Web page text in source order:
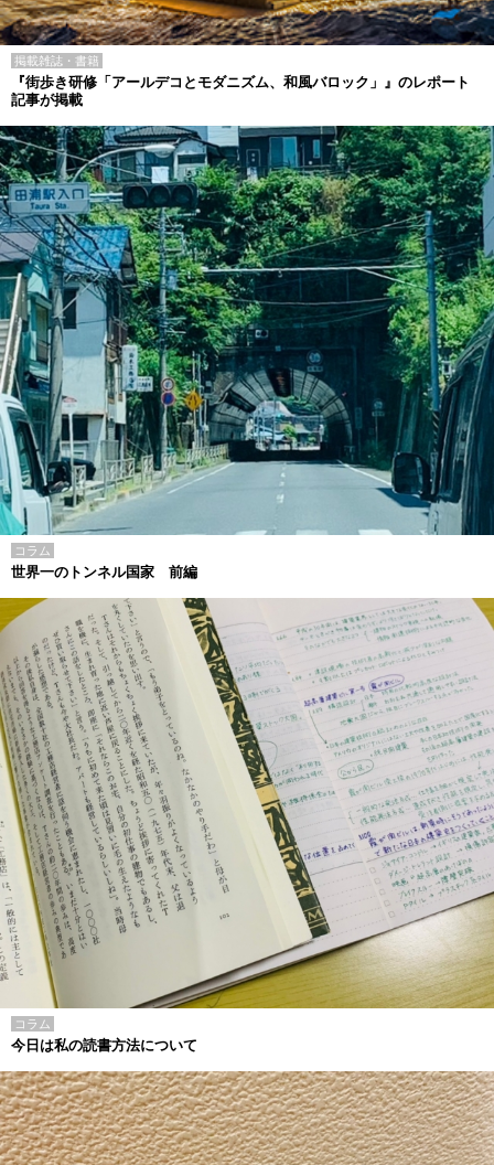
掲載雑誌・書籍
『街歩き研修「アールデコとモダニズム、和風バロック」』のレポート
記事が掲載
コラム
世界一のトンネル国家 前編
コラム
今日は私の読書方法について